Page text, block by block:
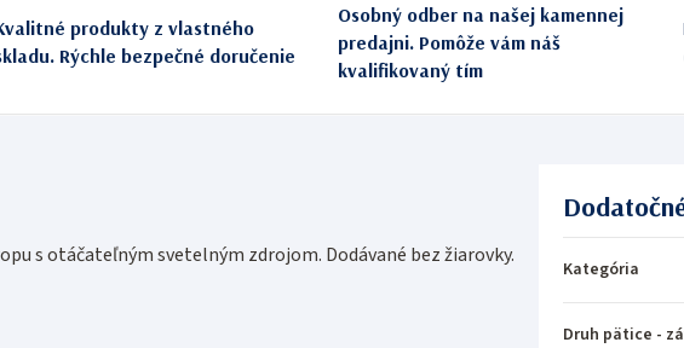
produkty z vlastného
Rýchle bezpečné doručenie
Osobný odber na našej kamennej
predajni. Pomôže vám náš
kvalifikovaný tím
s otáčateľným svetelným zdrojom. Dodávané bez žiarovky.
Kategória
Druh pätice -